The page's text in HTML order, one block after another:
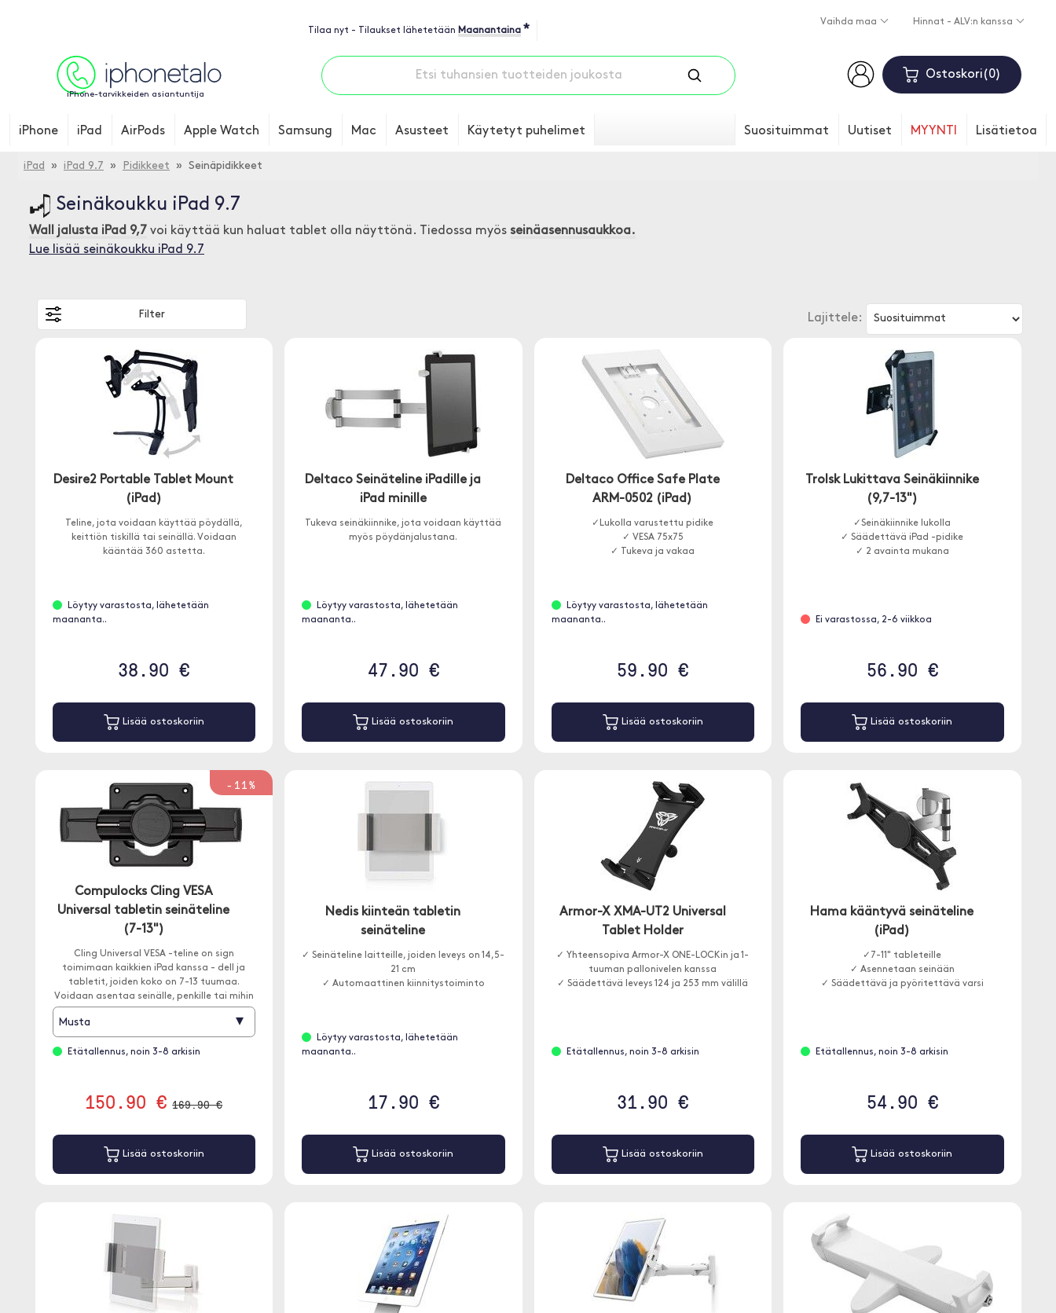
Tilaa nyt - Tilaukset lähetetään Maanantaina *
Vaihda maa Hinnat - ALV:n kanssa
iPhone-tarvikkeiden asiantuntija
Ostoskori 0
iPhone iPad AirPods Apple Watch Samsung Mac Asusteet Käytetyt puhelimet Suosituimmat Uutiset MYYNTI Lisätietoa
iPad » iPad 9.7 » Pidikkeet » Seinäpidikkeet
Seinäkoukku iPad 9.7
Wall jalusta iPad 9,7 voi käyttää kun haluat tablet olla näyttönä. Tiedossa myös seinäasennusaukkoa.
Lue lisää seinäkoukku iPad 9.7
Lajittele:
Filter
Desire2 Portable Tablet Mount
(iPad)
Teline, jota voidaan käyttää pöydällä,
keittiön tiskillä tai seinällä. Voidaan
kääntää 360 astetta.
Löytyy varastosta, lähetetään
maananta..
38.90 €
Lisää ostoskoriin
Deltaco Seinäteline iPadille ja
iPad minille
Tukeva seinäkiinnike, jota voidaan käyttää
myös pöydänjalustana.
Löytyy varastosta, lähetetään
maananta..
47.90 €
Lisää ostoskoriin
Deltaco Office Safe Plate
ARM-0502 (iPad)
✓Lukolla varustettu pidike
✓ VESA 75x75
✓ Tukeva ja vakaa
Löytyy varastosta, lähetetään
maananta..
59.90 €
Lisää ostoskoriin
Trolsk Lukittava Seinäkiinnike
(9,7-13")
✓Seinäkiinnike lukolla
✓ Säädettävä iPad -pidike
✓ 2 avainta mukana
Ei varastossa, 2-6 viikkoa
56.90 €
Lisää ostoskoriin
-11%
Compulocks Cling VESA
Universal tabletin seinäteline
(7-13")
Cling Universal VESA -teline on sign
toimimaan kaikkien iPad kanssa - dell ja
tabletit, joiden koko on 7-13 tuumaa.
Voidaan asentaa seinälle, penkille tai mihin
tahansa muuhun Compulocks.
Musta ▾
Etätallennus, noin 3-8 arkisin
150.90 € 169.90 €
Lisää ostoskoriin
Nedis kiinteän tabletin
seinäteline
✓ Seinäteline laitteille, joiden leveys on 14,5-
21 cm
✓ Automaattinen kiinnitystoiminto
Löytyy varastosta, lähetetään
maananta..
17.90 €
Lisää ostoskoriin
Armor-X XMA-UT2 Universal
Tablet Holder
✓ Yhteensopiva Armor-X ONE-LOCKin ja 1-
tuuman pallonivelen kanssa
✓ Säädettävä leveys 124 ja 253 mm välillä
Etätallennus, noin 3-8 arkisin
31.90 €
Lisää ostoskoriin
Hama kääntyvä seinäteline
(iPad)
✓7-11" tableteille
✓ Asennetaan seinään
✓ Säädettävä ja pyöritettävä varsi
Etätallennus, noin 3-8 arkisin
54.90 €
Lisää ostoskoriin